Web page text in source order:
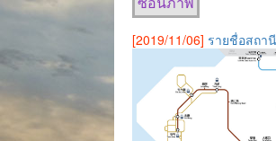
[2019/11/06] รายชื่อสถา